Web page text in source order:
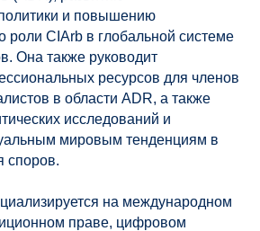
и повышению
роли CIArb в глобальной системе
Она также руководит
ресурсов для членов
в области ADR, а также
исследований и
мировым тенденциям в
споров.
на международном
праве, цифровом